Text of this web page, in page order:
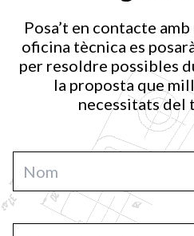
Posa’t en contacte
oficina tècnica es
per resoldre possibles
la proposta que
necessitats del